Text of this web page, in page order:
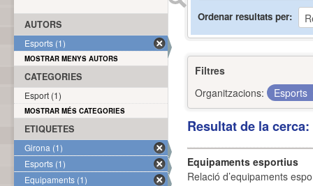
Ordenar resultats per
Filtres
Organitzacions:
Esports
Resultat de la
Equipaments esportius
Relació d’equipaments
AUTORS
Esports (1)
MOSTRAR MENYS AUTORS
CATEGORIES
Esport (1)
MOSTRAR MÉS CATEGORIES
ETIQUETES
Girona (1)
Esports (1)
Equipaments (1)